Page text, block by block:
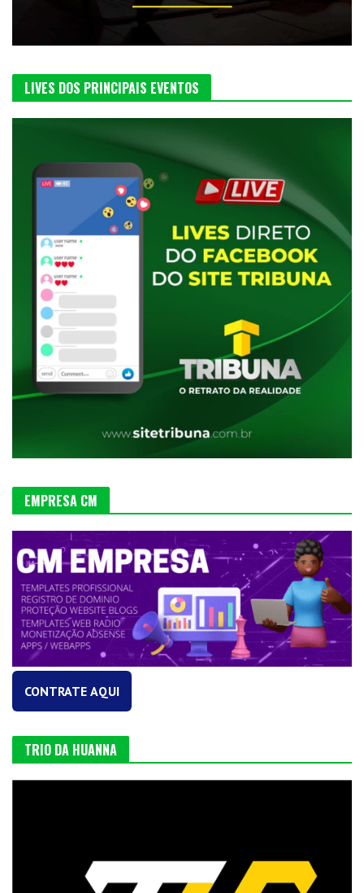
LIVES DOS PRINCIPAIS EVENTOS
EMPRESA CM
CONTRATE AQUI
TRIO DA HUANNA